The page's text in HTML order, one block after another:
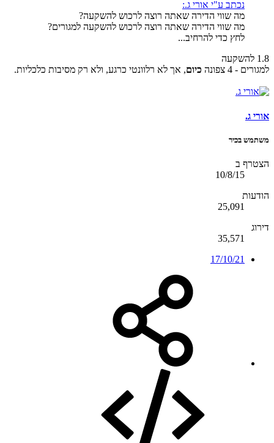
נכתב ע"י אורי ג.:
מה שווי הדירה שאתה רוצה לרכוש להשקעה?
מה שווי הדירה שאתה רוצה לרכוש להשקעה למגורים?
לחץ כדי להרחיב...
1.8 להשקעה
למגורים - 4 צפונה
כיום, אך לא רלוונטי כרגע, ולא רק מסיבות כלכליות.
אורי ג.
משתמש בכיר
הצטרף ב
10/8/15
הודעות
25,091
דירוג
35,571
17/10/21